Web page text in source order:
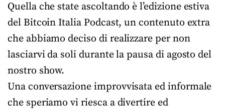
Quella che state ascoltando è l’edizione estiva
del Bitcoin Italia Podcast, un contenuto extra
che abbiamo deciso di realizzare per non
lasciarvi da soli durante la pausa di agosto del
nostro show.
Una conversazione improvvisata ed informale
che speriamo vi riesca a divertire ed